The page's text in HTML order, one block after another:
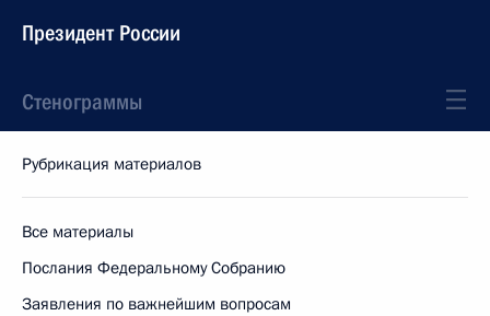
Президент России
Стенограммы
Рубрикация материалов
Все материалы
Послания Федеральному Собранию
Заявления по важнейшим вопросам